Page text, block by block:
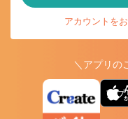
アカウントを
＼アプリの
アプ